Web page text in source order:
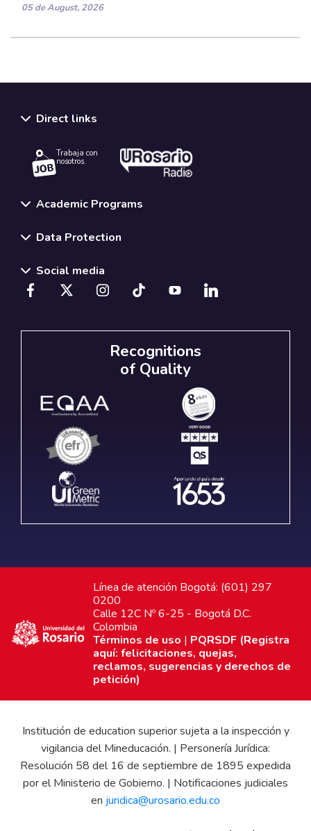
05 de August, 2026
Direct links
Trabaja con
nosotros.
Academic Programs
Data Protection
Social media
Recognitions
of Quality
Línea de atención Bogotá: (601) 297
0200
Calle 12C Nº 6-25 - Bogotá D.C.
Colombia
Términos de uso | PQRSDF (Registra
aquí: felicitaciones, quejas,
reclamos, sugerencias y derechos de
petición)
Institución de education superior sujeta a la inspección y
vigilancia del Mineducación. | Personería Jurídica:
Resolución 58 del 16 de septiembre de 1895 expedida
por el Ministerio de Gobierno. | Notificaciones judiciales
en juridica@urosario.edu.co